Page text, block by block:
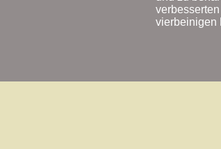
vierbeinigen